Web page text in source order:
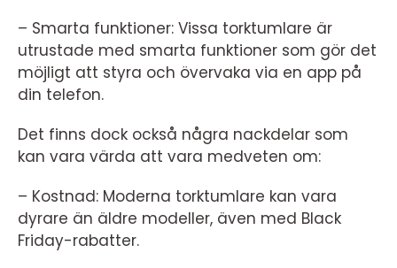
– Smarta funktioner: Vissa torktumlare är
utrustade med smarta funktioner som gör det
möjligt att styra och övervaka via en app på
din telefon.
Det finns dock också några nackdelar som
kan vara värda att vara medveten om:
– Kostnad: Moderna torktumlare kan vara
dyrare än äldre modeller, även med Black
Friday-rabatter.